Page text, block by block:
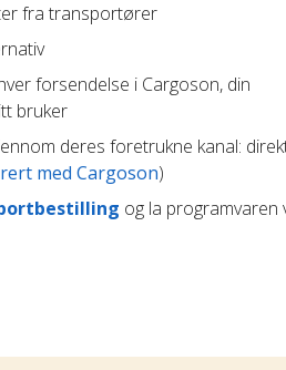
fra transportører
forsendelse i Cargoson, din
bruker
deres foretrukne kanal:
med Cargoson)
og la programvaren